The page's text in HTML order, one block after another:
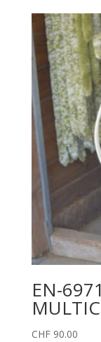
EN-
CHF90.00